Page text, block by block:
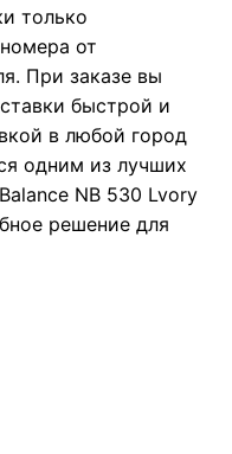
только
от
При заказе вы
быстрой и
в любой город
одним из лучших
NB 530 Lvory
решение для